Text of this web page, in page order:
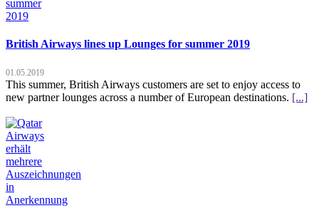
British Airways lines up Lounges for summer 2019
01.05.2019
This summer, British Airways customers are set to enjoy access to
new partner lounges across a number of European destinations. [...]